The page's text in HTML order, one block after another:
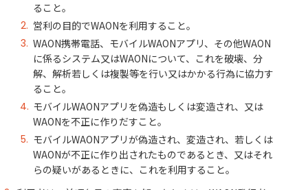
ること。
営利の目的でWAONを利用すること。
WAON携帯電話、モバイルWAONアプリ、その他WAON
に係るシステム又はWAONについて、これを破壊、分
解、解析若しくは複製等を行い又はかかる行為に協力す
ること。
モバイルWAONアプリを偽造もしくは変造され、又は
WAONを不正に作りだすこと。
モバイルWAONアプリが偽造され、変造され、若しくは
WAONが不正に作り出されたものであるとき、又はそれ
らの疑いがあるときに、これを利用すること。